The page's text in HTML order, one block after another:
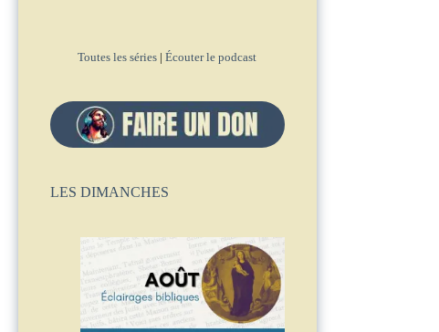
Toutes les séries |Écouter le podcast
LES DIMANCHES